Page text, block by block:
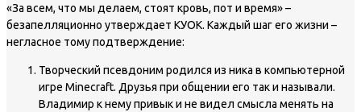
«За всем, что мы делаем, стоят кровь, пот и время» –
безапелляционно утверждает КУОК. Каждый шаг его жизни –
негласное тому подтверждение:
Творческий псевдоним родился из ника в компьютерной
игре Minecraft. Друзья при общении его так и называли.
Владимир к нему привык и не видел смысла менять на